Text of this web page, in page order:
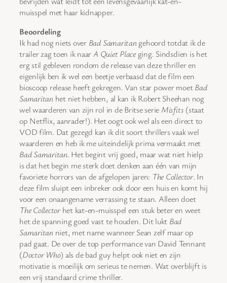
muisspel met haar kidnapper.
Beoordeling
Ik had nog niets over Bad Samaritangehoord totdat ik de
trailer zag toen ik naarA Quiet Placeging. Sindsdien is het
erg stil gebleven rondom de release van deze thriller en
eigenlijk ben ik wel een beetje verbaasd dat de film een
bioscoop release heeft gekregen. Van star power moetBad
Samaritanhet niet hebben, al kan ik Robert Sheehan nog
wel waarderen van zijn rol in de Britse serie Misfits (staat
op Netflix, aanrader!). Het oogt ook wel als een direct to
VOD film. Dat gezegd kan ik dit soort thrillers vaak wel
waarderen en heb ik me uiteindelijk prima vermaakt met
Bad Samaritan. Het begint vrij goed, maar wat niet hielp
is dat het begin me sterk doet denken aan één van mijn
favoriete horrors van de afgelopen jaren: The Collector. In
deze film sluipt een inbreker ook door een huis en komt hij
voor een onaangename verrassing te staan. Alleen doet
The Collectorhet kat-en-muisspel een stuk beter en weet
het de spanning goed vast te houden. Dit lukt Bad
Samaritanniet, met name wanneer Sean zelf maar op
pad gaat. De over de top performance van David Tennant
(Doctor Who) als de bad guy helpt ook niet en zijn
motivatie is moeilijk om serieus te nemen. Wat overblijft is
een vrij standaard crime thriller.